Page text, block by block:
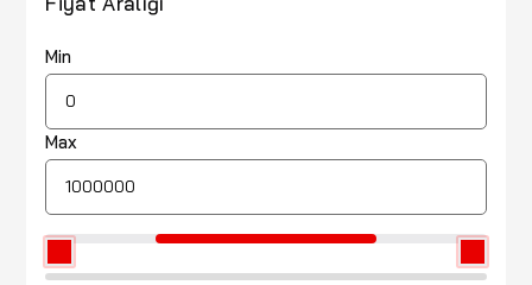
Min
Max